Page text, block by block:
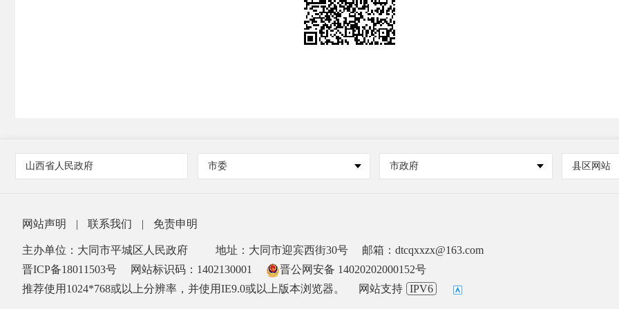
山西省人民政府 市委 市政府 县区网站
网站声明 | 联系我们 | 免责申明
主办单位：大同市平城区人民政府 地址：大同市迎宾西街30号
邮箱：dtcqxxzx@163.com
晋ICP备18011503号
网站标识码：1402130001
晋公网安备 14020202000152号
推荐使用1024*768或以上分辨率，并使用IE9.0或以上版本浏览器。
网站支持 IPV6